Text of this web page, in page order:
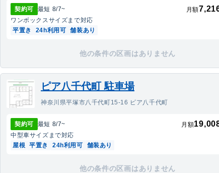
契約可 最短 8/7~ 月額
ワンボックスサイズまで対応
平置き
24h利用可 舗装あり
他の条件の区画はありません
ピア八千代町 駐車場
神奈川県平塚市八千代町15-16 ピア八千代町
契約可 最短 8/7~ 月額
中型車サイズまで対応
屋根 平置き 24h利用可 舗装あり
他の条件の区画はありません